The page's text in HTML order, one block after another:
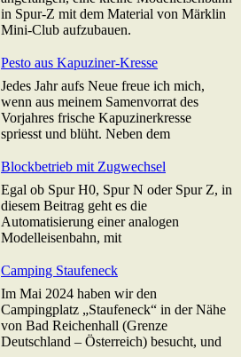
in Spur-Z mit dem Material von Märklin
Mini-Club aufzubauen.
Pesto aus Kapuziner-Kresse
Jedes Jahr aufs Neue freue ich mich,
wenn aus meinem Samenvorrat des
Vorjahres frische Kapuzinerkresse
spriesst und blüht. Neben dem
Blockbetrieb mit Zugwechsel
Egal ob Spur H0, Spur N oder Spur Z, in
diesem Beitrag geht es die
Automatisierung einer analogen
Modelleisenbahn, mit
Camping Staufeneck
Im Mai 2024 haben wir den
Campingplatz „Staufeneck“ in der Nähe
von Bad Reichenhall (Grenze
Deutschland – Österreich) besucht, und